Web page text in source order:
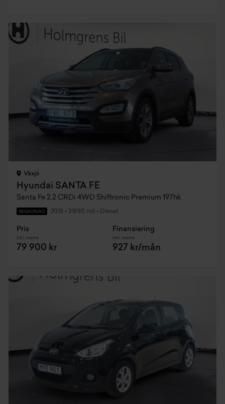
Växjö
Hyundai SANTA FE
Santa Fe 2.2 CRDi 4WD Shiftronic Premium 197hk
BEGAGNAD 2013 • 31930 mil • Diesel
Pris
Inkl. moms
79 900 kr
Finansiering
Inkl. moms
927 kr/mån